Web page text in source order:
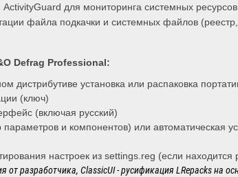
для мониторинга системных
файла подкачки и системных файлов (реестр,
Defrag Professional:
дистрибутиве установка или распаковка
(ключ)
(включая русский)
и компонентов) или автоматическая
настроек из settings.reg (если
от разработчика, ClassicUI - русификация LRepacks на